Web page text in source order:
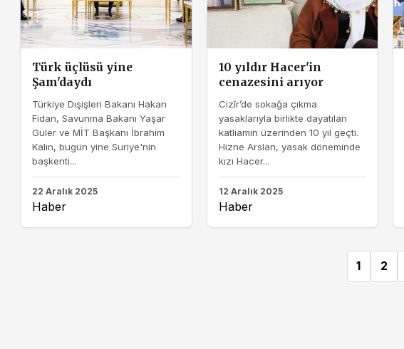
Türk üçlüsü yine
Şam'daydı
Türkiye Dışişleri Bakanı Hakan
Fidan, Savunma Bakanı Yaşar
Güler ve MİT Başkanı İbrahim
Kalın, bugün yine Suriye'nin
başkenti...
22 Aralık 2025
Haber
10 yıldır Hacer'in
cenazesini arıyor
Cizîr’de sokağa çıkma
yasaklarıyla birlikte dayatılan
katliamın üzerinden 10 yıl geçti.
Hizne Arslan, yasak döneminde
kızı Hacer...
12 Aralık 2025
Haber
1 2